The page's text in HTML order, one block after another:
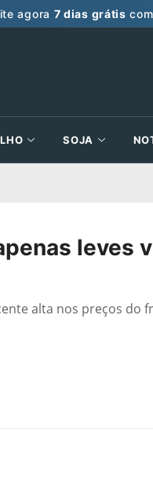
agora 7 dias grátis
SOJA
leves
alta nos preços do